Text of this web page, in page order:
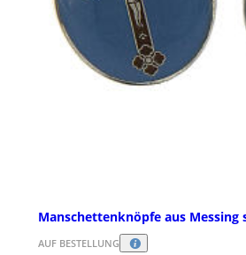
Manschettenknöpfe aus Messing
AUF BESTELLUNG